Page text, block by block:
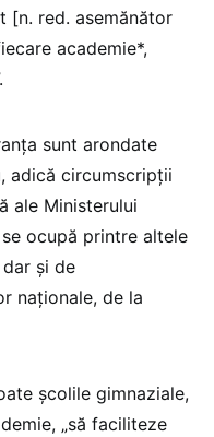
[n. red. asemănător
academie*,
sunt arondate
adică circumscripții
ale Ministerului
ocupă printre altele
și de
naționale, de la
școlile gimnaziale,
„să faciliteze